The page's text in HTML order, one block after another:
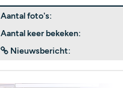
Aantal foto's:
Aantal keer bekeken:
Nieuwsbericht: